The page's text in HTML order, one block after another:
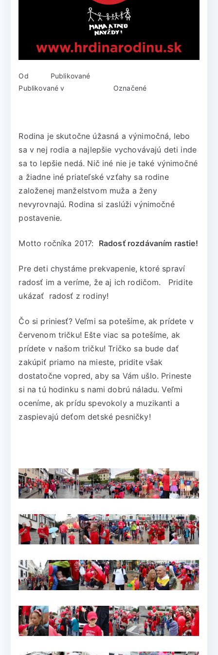
Od Publikované
Publikované v
Označené
Rodina je skutočne úžasná a výnimočná, lebo
sa v nej rodia a najlepšie vychovávajú deti inde
sa to lepšie nedá. Nič iné nie je také výnimočné
a žiadne iné priateľské vzťahy sa rodine
založenej manželstvom muža a ženy
nevyrovnajú. Rodina si zaslúži výnimočné
postavenie.
Motto ročníka 2017: Radosť rozdávaním rastie!
Pre deti chystáme prekvapenie, ktoré spraví
radosť im a veríme, že aj ich rodičom. Pridite
ukázať radosť z rodiny!
Čo si priniesť? Veľmi sa potešíme, ak prídete v
červenom tričku! Ešte viac sa potešíme, ak
prídete v našom tričku! Tričko sa bude dať
zakúpiť priamo na mieste, pridite však
dostatočne vopred, aby sa Vám ušlo. Prineste
si na tú hodinku s nami dobrú náladu. Veľmi
oceníme, ak prídu spevokoly a muzikanti a
zaspievajú deťom detské pesničky!